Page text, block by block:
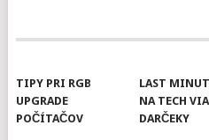
TIPY PRI RGB
UPGRADE
POČÍTAČOV
LAST
NA TECH
DARČEKY